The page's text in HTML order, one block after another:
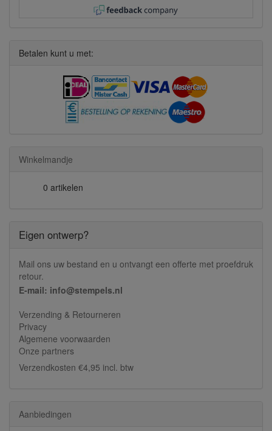
Betalen kunt u met:
Winkelmandje
0 artikelen
Eigen ontwerp?
Mail ons uw bestand en u ontvangt een offerte met proefdruk
retour.
E-mail: info@stempels.nl
Verzending & Retourneren
Privacy
Algemene voorwaarden
Onze partners
Verzendkosten €4,95 incl. btw
Aanbiedingen